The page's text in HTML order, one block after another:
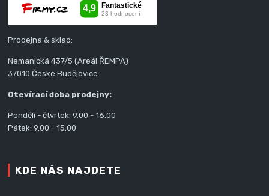
Prodejna & sklad:
Nemanická 437/5 (Areál ŘEMPA)
37010 České Budějovice
Otevírací doba prodejny:
Pondělí - čtvrtek: 9.00 - 16.00
Pátek: 9.00 - 15.00
KDE NÁS NAJDETE